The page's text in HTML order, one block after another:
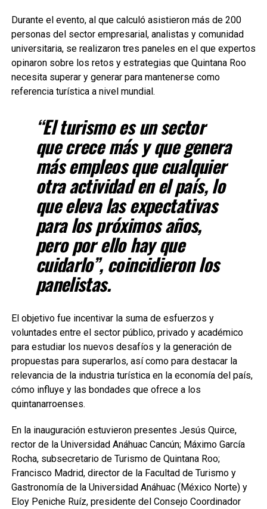
Durante el evento, al que calculó asistieron más de 200
personas del sector empresarial, analistas y comunidad
universitaria, se realizaron tres paneles en el que expertos
opinaron sobre los retos y estrategias que Quintana Roo
necesita superar y generar para mantenerse como
referencia turística a nivel mundial.
“El turismo es un sector
que crece más y que genera
más empleos que cualquier
otra actividad en el país, lo
que eleva las expectativas
para los próximos años,
pero por ello hay que
cuidarlo”, coincidieron los
panelistas.
El objetivo fue incentivar la suma de esfuerzos y
voluntades entre el sector público, privado y académico
para estudiar los nuevos desafíos y la generación de
propuestas para superarlos, así como para destacar la
relevancia de la industria turística en la economía del país,
cómo influye y las bondades que ofrece a los
quintanarroenses.
En la inauguración estuvieron presentes Jesús Quirce,
rector de la Universidad Anáhuac Cancún; Máximo García
Rocha, subsecretario de Turismo de Quintana Roo;
Francisco Madrid, director de la Facultad de Turismo y
Gastronomía de la Universidad Anáhuac (México Norte) y
Eloy Peniche Ruíz, presidente del Consejo Coordinador